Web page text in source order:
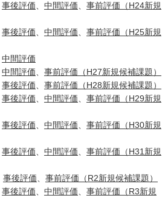
事後評価 中間評価
事前評価（H24新規
事後評価 中間評価
事前評価（H25新規
中間評価
中間評価
事前評価（H27新規候補課題）
事後評価
事前評価（H28新規候補課題）
事後評価 中間評価
事前評価（H29新規
事後評価 中間評価
事前評価（H30新規
事後評価 中間評価
事前評価（H31新規
事後評価
事前評価（R2新規候補課題）
事後評価 中間評価
事前評価（R3新規